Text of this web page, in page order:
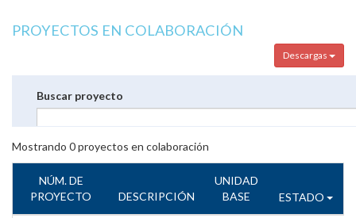
PROYECTOS EN COLABORACIÓN
Descargas
Buscar proyecto
Mostrando 0proyectos en colaboración
NÚM. DE
PROYECTO
DESCRIPCIÓN
UNIDAD
BASE
ESTADO